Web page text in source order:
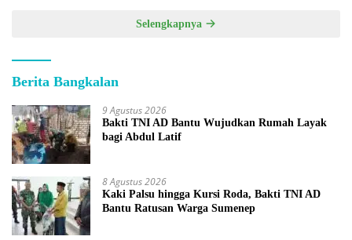
Selengkapnya
Berita Bangkalan
9 Agustus 2026
Bakti TNI AD Bantu Wujudkan Rumah Layak
bagi Abdul Latif
8 Agustus 2026
Kaki Palsu hingga Kursi Roda, Bakti TNI AD
Bantu Ratusan Warga Sumenep